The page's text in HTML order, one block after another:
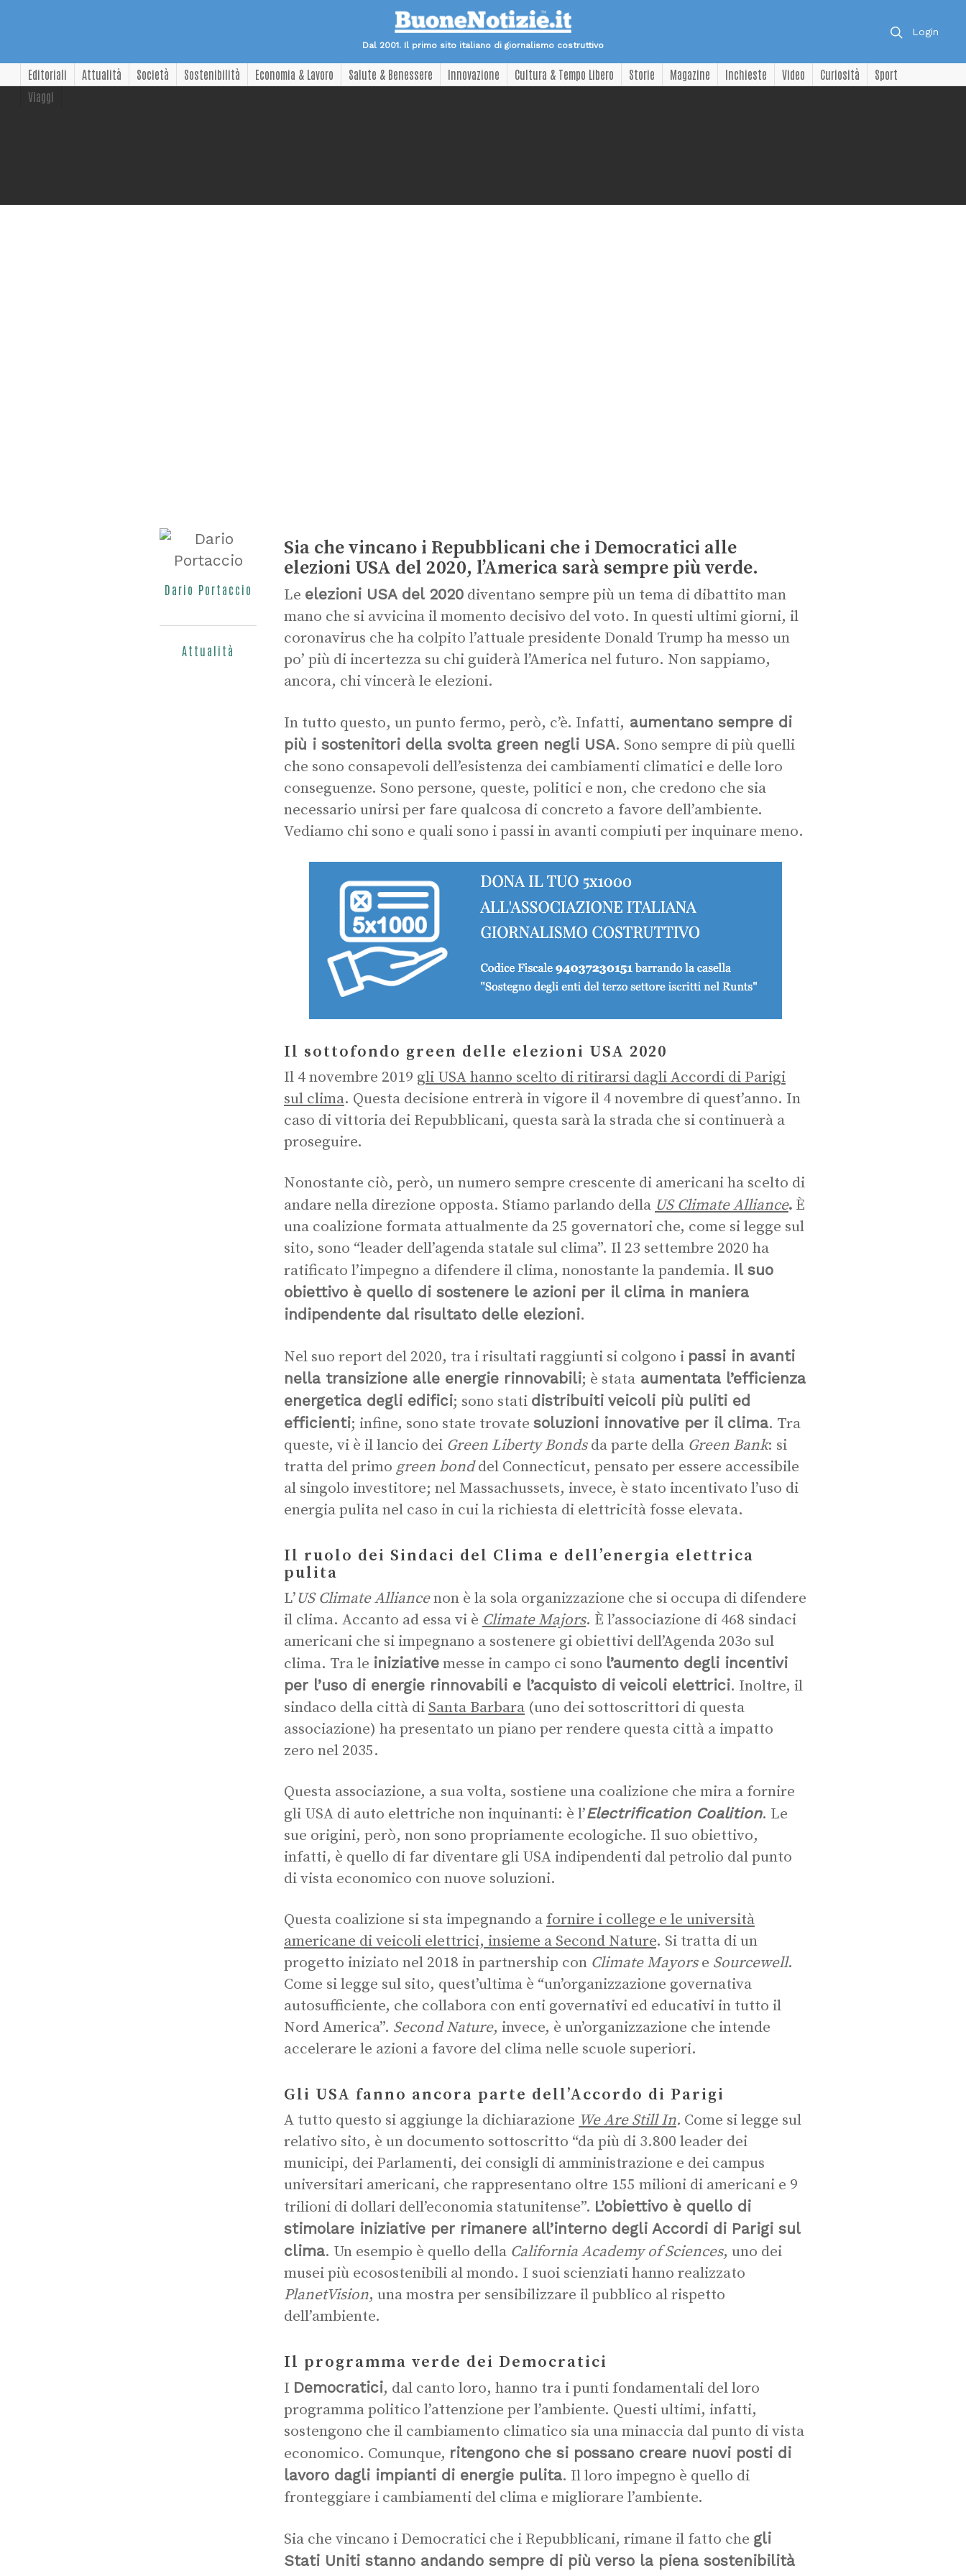
Dal 2001. Il primo sito italiano di giornalismo costruttivo
Login
Editoriali Attualità Società Sostenibilità Economia & Lavoro Salute & Benessere Innovazione Cultura & Tempo Libero Storie Magazine Inchieste Video Curiosità
Sport
Viaggi
Dario Portaccio
Attualità
Sia che vincano i Repubblicani che i Democratici alle
elezioni USA del 2020, l’America sarà sempre più verde.
Le elezioni USA del 2020 diventano sempre più un tema di dibattito man
mano che si avvicina il momento decisivo del voto. In questi ultimi giorni, il
coronavirus che ha colpito l’attuale presidente Donald Trump ha messo un
po’ più di incertezza su chi guiderà l’America nel futuro. Non sappiamo,
ancora, chi vincerà le elezioni.
In tutto questo, un punto fermo, però, c’è. Infatti, aumentano sempre di
più i sostenitori della svolta green negli USA. Sono sempre di più quelli
che sono consapevoli dell’esistenza dei cambiamenti climatici e delle loro
conseguenze. Sono persone, queste, politici e non, che credono che sia
necessario unirsi per fare qualcosa di concreto a favore dell’ambiente.
Vediamo chi sono e quali sono i passi in avanti compiuti per inquinare meno.
Il sottofondo green delle elezioni USA 2020
Il 4 novembre 2019 gli USA hanno scelto di ritirarsi dagli Accordi di Parigi
sul clima. Questa decisione entrerà in vigore il 4 novembre di quest’anno. In
caso di vittoria dei Repubblicani, questa sarà la strada che si continuerà a
proseguire.
Nonostante ciò, però, un numero sempre crescente di americani ha scelto di
andare nella direzione opposta. Stiamo parlando della US Climate Alliance. È
una coalizione formata attualmente da 25 governatori che, come si legge sul
sito, sono “leader dell’agenda statale sul clima”. Il 23 settembre 2020 ha
ratificato l’impegno a difendere il clima, nonostante la pandemia. Il suo
obiettivo è quello di sostenere le azioni per il clima in maniera
indipendente dal risultato delle elezioni.
Nel suo report del 2020, tra i risultati raggiunti si colgono i passi in avanti
nella transizione alle energie rinnovabili; è stata aumentata l’efficienza
energetica degli edifici; sono stati distribuiti veicoli più puliti ed
efficienti; infine, sono state trovate soluzioni innovative per il clima. Tra
queste, vi è il lancio dei Green Liberty Bondsda parte della Green Bank: si
tratta del primo green bonddel Connecticut, pensato per essere accessibile
al singolo investitore; nel Massachussets, invece, è stato incentivato l’uso di
energia pulita nel caso in cui la richiesta di elettricità fosse elevata.
Il ruolo dei Sindaci del Clima e dell’energia elettrica
pulita
L’US Climate Alliancenon è la sola organizzazione che si occupa di difendere
il clima. Accanto ad essa vi è Climate Majors. È l’associazione di 468 sindaci
americani che si impegnano a sostenere gi obiettivi dell’Agenda 203o sul
clima. Tra le iniziative messe in campo ci sono l’aumento degli incentivi
per l’uso di energie rinnovabili e l’acquisto di veicoli elettrici. Inoltre, il
sindaco della città di Santa Barbara (uno dei sottoscrittori di questa
associazione) ha presentato un piano per rendere questa città a impatto
zero nel 2035.
Questa associazione, a sua volta, sostiene una coalizione che mira a fornire
gli USA di auto elettriche non inquinanti: è l’Electrification Coalition. Le
sue origini, però, non sono propriamente ecologiche. Il suo obiettivo,
infatti, è quello di far diventare gli USA indipendenti dal petrolio dal punto
di vista economico con nuove soluzioni.
Questa coalizione si sta impegnando a fornire i college e le università
americane di veicoli elettrici, insieme a Second Nature. Si tratta di un
progetto iniziato nel 2018 in partnership con Climate Mayorse Sourcewell.
Come si legge sul sito, quest’ultima è “un’organizzazione governativa
autosufficiente, che collabora con enti governativi ed educativi in tutto il
Nord America”. Second Nature, invece, è un’organizzazione che intende
accelerare le azioni a favore del clima nelle scuole superiori.
Gli USA fanno ancora parte dell’Accordo di Parigi
A tutto questo si aggiunge la dichiarazione We Are Still In. Come si legge sul
relativo sito, è un documento sottoscritto “da più di 3.800 leader dei
municipi, dei Parlamenti, dei consigli di amministrazione e dei campus
universitari americani, che rappresentano oltre 155 milioni di americani e 9
trilioni di dollari dell’economia statunitense”. L’obiettivo è quello di
stimolare iniziative per rimanere all’interno degli Accordi di Parigi sul
clima. Un esempio è quello della California Academy of Sciences, uno dei
musei più ecosostenibili al mondo. I suoi scienziati hanno realizzato
PlanetVision, una mostra per sensibilizzare il pubblico al rispetto
dell’ambiente.
Il programma verde dei Democratici
I Democratici, dal canto loro, hanno tra i punti fondamentali del loro
programma politico l’attenzione per l’ambiente. Questi ultimi, infatti,
sostengono che il cambiamento climatico sia una minaccia dal punto di vista
economico. Comunque, ritengono che si possano creare nuovi posti di
lavoro dagli impianti di energie pulita. Il loro impegno è quello di
fronteggiare i cambiamenti del clima e migliorare l’ambiente.
Sia che vincano i Democratici che i Repubblicani, rimane il fatto che gli
Stati Uniti stanno andando sempre di più verso la piena sostenibilità